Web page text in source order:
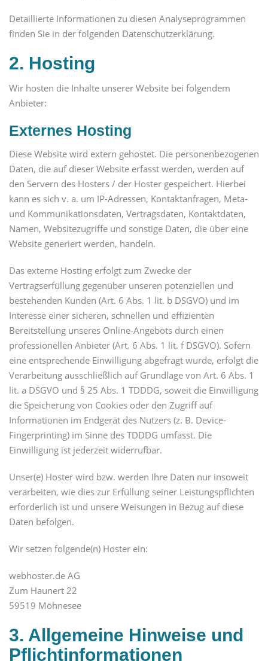
Detaillierte Informationen zu diesen Analyseprogrammen
finden Sie in der folgenden Datenschutzerklärung.
2. Hosting
Wir hosten die Inhalte unserer Website bei folgendem
Anbieter:
Externes Hosting
Diese Website wird extern gehostet. Die personenbezogenen
Daten, die auf dieser Website erfasst werden, werden auf
den Servern des Hosters / der Hoster gespeichert. Hierbei
kann es sich v. a. um IP-Adressen, Kontaktanfragen, Meta-
und Kommunikationsdaten, Vertragsdaten, Kontaktdaten,
Namen, Websitezugriffe und sonstige Daten, die über eine
Website generiert werden, handeln.
Das externe Hosting erfolgt zum Zwecke der
Vertragserfüllung gegenüber unseren potenziellen und
bestehenden Kunden (Art. 6 Abs. 1 lit. b DSGVO) und im
Interesse einer sicheren, schnellen und effizienten
Bereitstellung unseres Online-Angebots durch einen
professionellen Anbieter (Art. 6 Abs. 1 lit. f DSGVO). Sofern
eine entsprechende Einwilligung abgefragt wurde, erfolgt die
Verarbeitung ausschließlich auf Grundlage von Art. 6 Abs. 1
lit. a DSGVO und § 25 Abs. 1 TDDDG, soweit die Einwilligung
die Speicherung von Cookies oder den Zugriff auf
Informationen im Endgerät des Nutzers (z. B. Device-
Fingerprinting) im Sinne des TDDDG umfasst. Die
Einwilligung ist jederzeit widerrufbar.
Unser(e) Hoster wird bzw. werden Ihre Daten nur insoweit
verarbeiten, wie dies zur Erfüllung seiner Leistungspflichten
erforderlich ist und unsere Weisungen in Bezug auf diese
Daten befolgen.
Wir setzen folgende(n) Hoster ein:
webhoster.de AG
Zum Haunert 22
59519 Möhnesee
3. Allgemeine Hinweise und
Pflicht­informationen